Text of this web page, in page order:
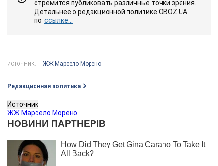
стремится публиковать различные точки зрения.
Детальнее о редакционной политике OBOZ.UA
по ссылке...
ИСТОЧНИК: ЖЖ Марсело Морено
Редакционная политика
Источник
ЖЖ Марсело Морено